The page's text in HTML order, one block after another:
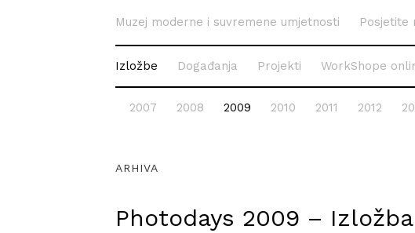
Muzej moderne i suvremene umjetnosti Posjetite
Izložbe Događanja Projekti WorkShope
2007 2008 2009 2010 2011 2012
ARHIVA
Photodays 2009 – Izložba